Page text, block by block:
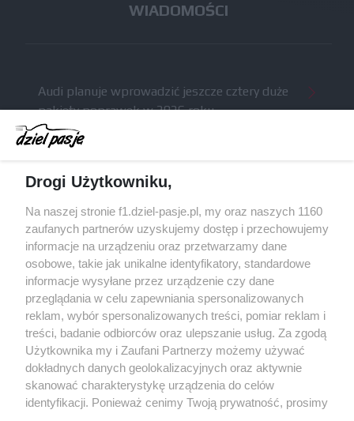
WIADOMOŚCI
Audi planuje wprowadzić jeszcze cztery duże
pakiety poprawek w 2026 roku
Gasly dołączył do krytyki obecnych
McCullough opuści Astona Martina z końcem
Poszkodowani kibice z GP Las Vegas 2023
otrzymają częściowy zwrot pieniędzy
Bottas z kolejnymi sukcesami w kolarstwie
Polityka prywatności © 2004 - 2026 GPmedia
Kopiowanie treści bez
zgody autorów zabronione.
Serwis internetowy, z którego korzystasz, używa plików
cookies. Są to pliki instalowane w urządzeniach
końcowych osób korzystających z serwisu, w celu
administrowania serwisem, poprawy jakości
Drogi Użytkowniku,
Na naszej stronie f1.dziel-pasje.pl, my oraz naszych 1160
zaufanych partnerów uzyskujemy dostęp i przechowujemy
informacje na urządzeniu oraz przetwarzamy dane
osobowe, takie jak unikalne identyfikatory, standardowe
informacje wysyłane przez urządzenie czy dane
przeglądania w celu zapewniania spersonalizowanych
reklam, wybór spersonalizowanych treści, pomiar reklam i
treści, badanie odbiorców oraz ulepszanie usług. Za zgodą
Użytkownika my i Zaufani Partnerzy możemy używać
dokładnych danych geolokalizacyjnych oraz aktywnie
skanować charakterystykę urządzenia do celów
identyfikacji. Ponieważ cenimy Twoją prywatność, prosimy